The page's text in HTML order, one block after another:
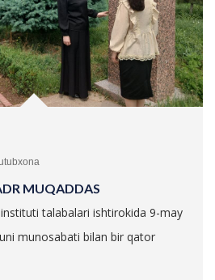
MUQADDAS
talabalari ishtirokida 9-may
munosabati bilan bir qator